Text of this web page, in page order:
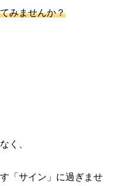
みませんか？
く、
「サイン」に過ぎませ